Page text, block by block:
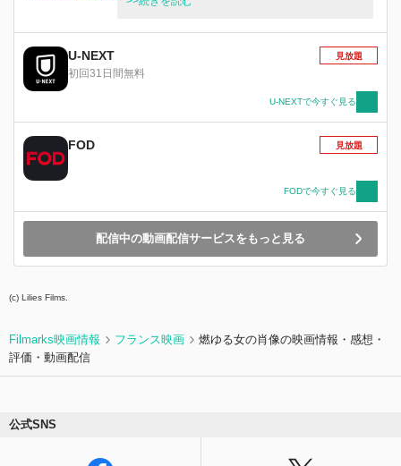
ったが、まるで不思議な磁石があるように、ふた
りは引きつけあったり反発したり、いつしか近づ
いていく。やがて激しく恋に落ちるふたり。しか
U-NEXT
初回31日間無料
見放題
U-NEXTで今すぐ見る
FOD 見放題
FODで今すぐ見る
配信中の動画配信サービスをもっと見る
(c) Lilies Films.
Filmarks映画情報 フランス映画
燃ゆる女の肖像の映画情報・感想・
評価・動画配信
公式SNS